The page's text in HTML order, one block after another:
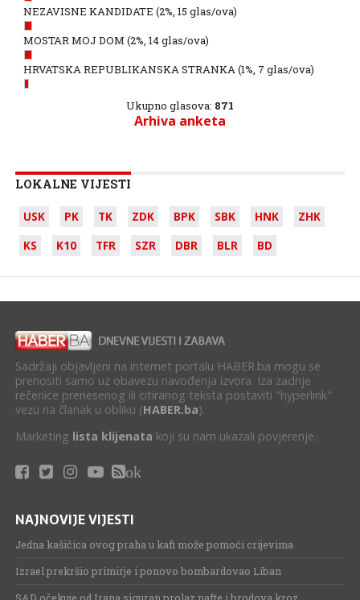
NEZAVISNE KANDIDATE (2%, 15 glas/ova)
MOSTAR MOJ DOM (2%, 14 glas/ova)
HRVATSKA REPUBLIKANSKA STRANKA(1%, 7 glas/ova)
Ukupno glasova: 871
Arhiva anketa
LOKALNE VIJESTI
USK PK TK ZDK BPK SBK HNK
ZHK
KS
K10 TFR SZR DBR BLR BD
Sadržaji objavljeni na internet portalu HABER.ba mogu se
prenositi samo uz obavezu navođenja izvora. Iza zadnje
rečenice prenesenog ili citiranog teksta postaviti "hyperlink"
vezu na članak u obliku (HABER.ba).
Marketing lista klijenata koji su nam ukazali povjerenje.
ok
NAJNOVIJE VIJESTI
Jedna kašičica ovog praha u kafi može pomoći crijevima
Izrael prekršio primirje i ponovo bombardovao Liban